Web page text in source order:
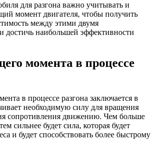
для разгона важно учитывать и
момент двигателя, чтобы получить
между этими двумя
достичь наибольшей эффективности
момента в процессе
в процессе разгона заключается в
необходимую силу для вращения
сопротивления движению. Чем больше
сильнее будет сила, которая будет
и будет способствовать более быстрому